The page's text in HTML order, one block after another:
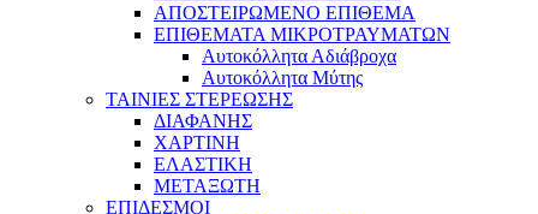
ΑΠΟΣΤΕΙΡΩΜΕΝΟ ΕΠΙΘΕΜΑ
ΕΠΙΘΕΜΑΤΑ ΜΙΚΡΟΤΡΑΥΜΑΤΩΝ
Αυτοκόλλητα Αδιάβροχα
Αυτοκόλλητα Μύτης
ΤΑΙΝΙΕΣ ΣΤΕΡΕΩΣΗΣ
ΔΙΑΦΑΝΗΣ
ΧΑΡΤΙΝΗ
ΕΛΑΣΤΙΚΗ
ΜΕΤΑΞΩΤΗ
ΕΠΙΔΕΣΜΟΙ